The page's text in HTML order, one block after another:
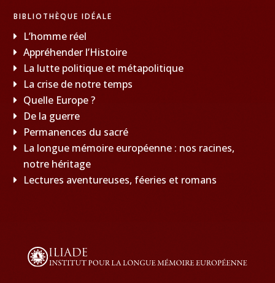
BIBLIOTHÈQUE IDÉALE
L’homme réel
Appréhender l’Histoire
La lutte politique et métapolitique
La crise de notre temps
Quelle Europe ?
De la guerre
Permanences du sacré
La longue mémoire européenne : nos racines,
notre héritage
Lectures aventureuses, féeries et romans